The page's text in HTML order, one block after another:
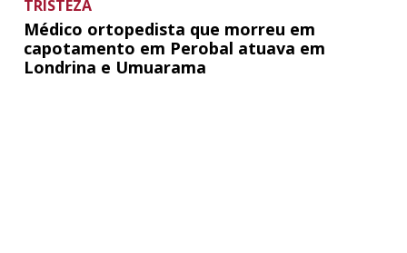
TRISTEZA
Médico ortopedista que morreu em
capotamento em Perobal atuava em
Londrina e Umuarama